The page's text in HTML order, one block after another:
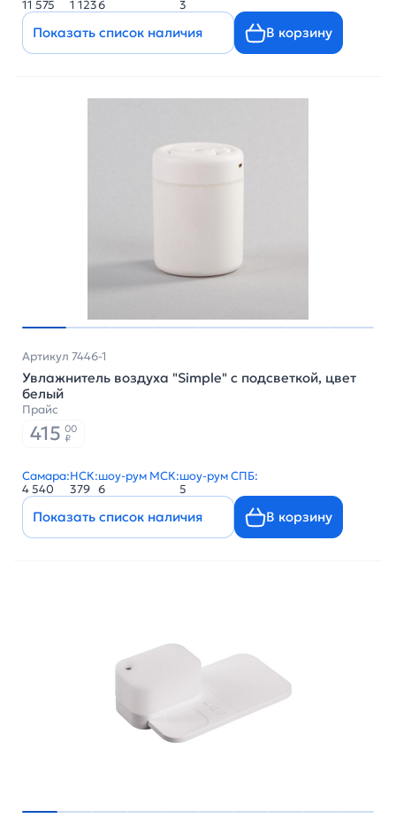
11 575
1 1236
3
Показать список наличия В корзину
Артикул 7446-1
Увлажнитель воздуха "Simple" с подсветкой, цвет
белый
Прайс
415 00
₽
Самара:
4 540
НСК:
379
шоу-рум МСК:
6
шоу-рум СПБ:
5
Показать список наличия В корзину